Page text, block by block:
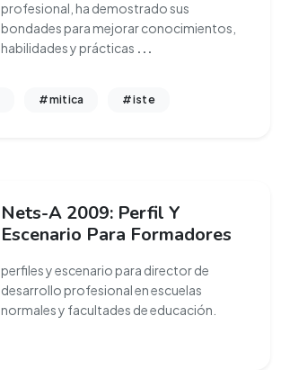
profesional, ha demostrado sus
bondades para mejorar conocimientos,
habilidades y prácticas ...
#mitica #iste
Nets-A 2009: Perfil Y
Escenario Para Formadores
perfiles y escenario para director de
desarrollo profesional en escuelas
normales y facultades de educación.